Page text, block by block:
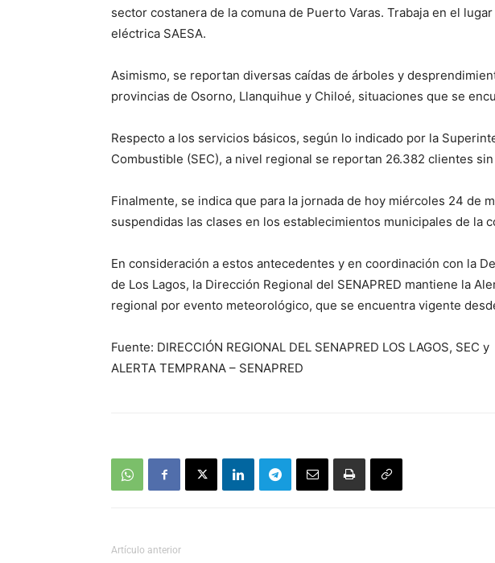
sector costanera de la comuna de Puerto Varas. Trabaja en el
eléctrica SAESA.
Asimismo, se reportan diversas caídas de árboles y
provincias de Osorno, Llanquihue y Chiloé, situaciones que se
Respecto a los servicios básicos, según lo indicado por la
Combustible (SEC), a nivel regional se reportan 26.382 clientes
Finalmente, se indica que para la jornada de hoy miércoles 24 de
suspendidas las clases en los establecimientos municipales de la
En consideración a estos antecedentes y en coordinación con la
de Los Lagos, la Dirección Regional del SENAPRED mantiene la
regional por evento meteorológico, que se encuentra vigente
Fuente: DIRECCIÓN REGIONAL DEL SENAPRED LOS LAGOS, SEC
ALERTA TEMPRANA – SENAPRED
Artículo anterior